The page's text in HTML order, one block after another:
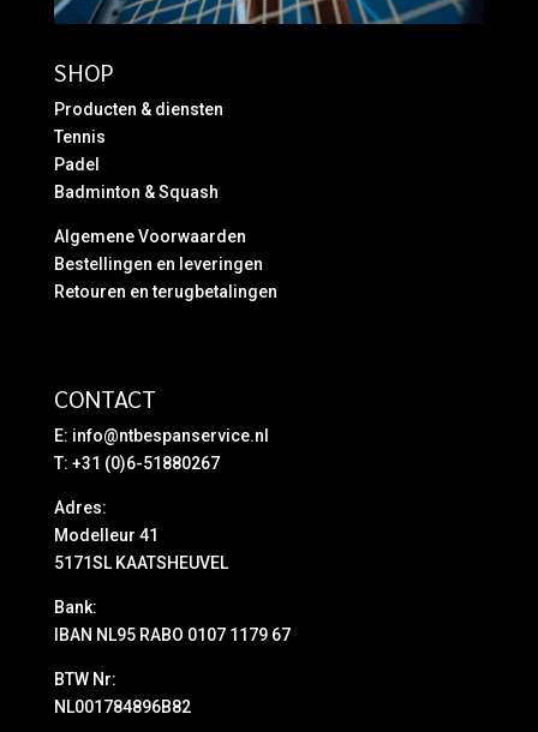
SHOP
Producten & diensten
Tennis
Padel
Badminton & Squash
Algemene Voorwaarden
Bestellingen en leveringen
Retouren en terugbetalingen
CONTACT
E: info@ntbespanservice.nl
T: +31 (0)6-51880267
Adres:
Modelleur 41
5171SL KAATSHEUVEL
Bank:
IBAN NL95 RABO 0107 1179 67
BTW Nr:
NL001784896B82